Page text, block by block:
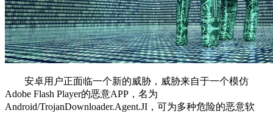
安卓用户正面临一个新的威胁，威胁来自于一个模仿
Adobe Flash Player的恶意APP，名为
Android/TrojanDownloader.Agent.JI，可为多种危险的恶意软